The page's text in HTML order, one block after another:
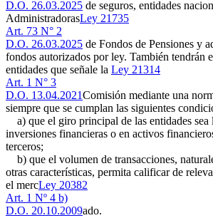
D.O. 26.03.2025 de seguros, entidades
AdministradorasLey 21735
Art. 73 N° 2
D.O. 26.03.2025 de Fondos de Pensiones y
fondos autorizados por ley. También tendrán
entidades que señale la Ley 21314
Art. 1 N° 3
D.O. 13.04.2021Comisión mediante una
siempre que se cumplan las siguientes
a) que el giro principal de las entidades sea
inversiones financieras o en activos
terceros;
b) que el volumen de transacciones,
otras características, permita calificar de
el mercLey 20382
Art. 1 Nº 4 b)
D.O. 20.10.2009ado.